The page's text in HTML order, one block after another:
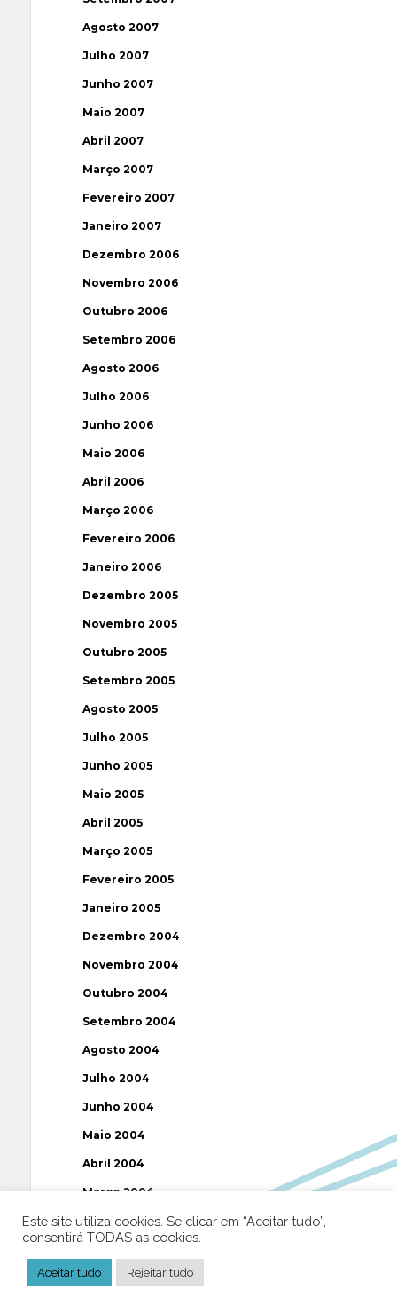
Agosto 2007
Julho 2007
Junho 2007
Maio 2007
Abril 2007
Março 2007
Fevereiro 2007
Janeiro 2007
Dezembro 2006
Novembro 2006
Outubro 2006
Setembro 2006
Agosto 2006
Julho 2006
Junho 2006
Maio 2006
Abril 2006
Março 2006
Fevereiro 2006
Janeiro 2006
Dezembro 2005
Novembro 2005
Outubro 2005
Setembro 2005
Agosto 2005
Julho 2005
Junho 2005
Maio 2005
Abril 2005
Março 2005
Fevereiro 2005
Janeiro 2005
Dezembro 2004
Novembro 2004
Outubro 2004
Setembro 2004
Agosto 2004
Julho 2004
Junho 2004
Maio 2004
Abril 2004
Março 2004
Fevereiro 2004
Dezembro 2003
Este site utiliza cookies. Se clicar em “Aceitar tudo”,
consentirá TODAS as cookies.
Aceitar tudo Rejeitar tudo